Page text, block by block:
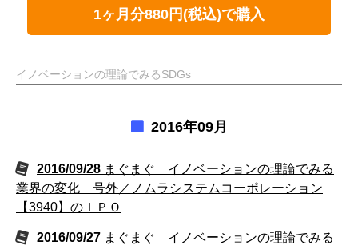
1ヶ月分880円(税込)で購入
イノベーションの理論でみるSDGs
2016年09月
2016/09/28 まぐまぐ イノベーションの理論でみる
業界の変化 号外／ノムラシステムコーポレーション
【3940】のＩＰＯ
2016/09/27 まぐまぐ イノベーションの理論でみる